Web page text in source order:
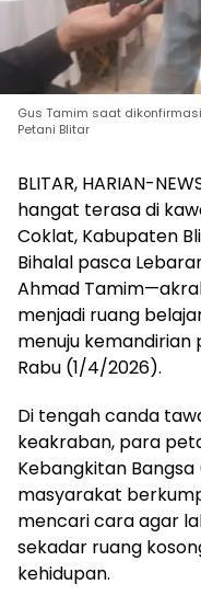
Gus Tamim saat
Petani Blitar
BLITAR, HARIAN-
hangat terasa di
Coklat, Kabupaten
Bihalal pasca
Ahmad
menjadi ruang
menuju
Rabu (1/4/2026).
Di tengah canda
keakraban, para
Kebangkitan
masyarakat
mencari cara agar
sekadar ruang
kehidupan.